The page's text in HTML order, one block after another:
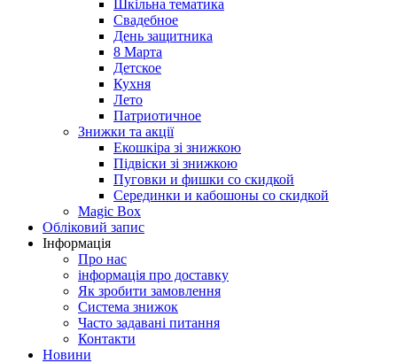
Шкільна тематика
Свадебное
День защитника
8 Марта
Детское
Кухня
Лето
Патриотичное
Знижки та акції
Екошкіра зі знижкою
Підвіски зі знижкою
Пуговки и фишки со скидкой
Серединки и кабошоны со скидкой
Magic Box
Обліковий запис
Інформація
Про нас
інформація про доставку
Як зробити замовлення
Система знижок
Часто задавані питання
Контакти
Новини